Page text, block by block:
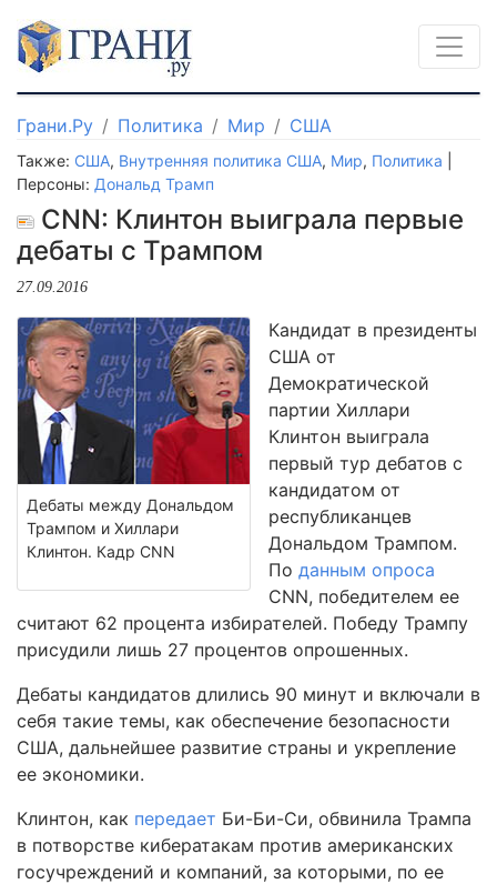
Грани.Ру Политика Мир США
Также: США, Внутренняя политика США, Мир, Политика
Персоны: Дональд Трамп
CNN: Клинтон выиграла первые
дебаты с Трампом
27.09.2016
Дебаты между Дональдом
Трампом и Хиллари
Клинтон. Кадр CNN
Кандидат в президенты
США от
Демократической
партии Хиллари
Клинтон выиграла
первый тур дебатов с
кандидатом от
республиканцев
Дональдом Трампом.
По данным опроса
CNN, победителем ее
считают 62 процента избирателей. Победу Трампу
присудили лишь 27 процентов опрошенных.
Дебаты кандидатов длились 90 минут и включали в
себя такие темы, как обеспечение безопасности
США, дальнейшее развитие страны и укрепление
ее экономики.
Клинтон, как передает Би-Би-Си, обвинила Трампа
в потворстве кибератакам против американских
госучреждений и компаний, за которыми, по ее